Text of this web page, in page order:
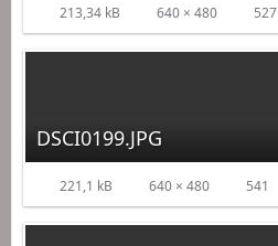
213,34 kB 640 × 480 527
DSCI0199.JPG
221,1 kB 640 × 480 541